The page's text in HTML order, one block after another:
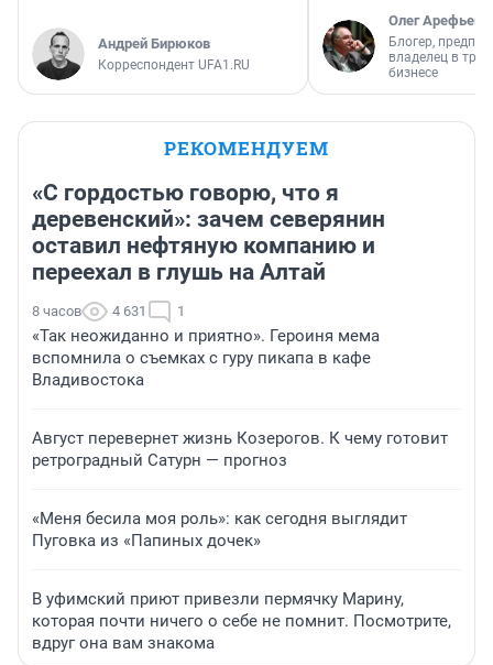
Андрей Бирюков
Корреспондент UFA1.RU
Олег Арефьев
Блогер,
владелец в
бизнесе
РЕКОМЕНДУЕМ
«С гордостью говорю, что я
деревенский»: зачем северянин
оставил нефтяную компанию и
переехал в глушь на Алтай
8 часов 4 631 1
«Так неожиданно и приятно». Героиня мема
вспомнила о съемках с гуру пикапа в кафе
Владивостока
Август перевернет жизнь Козерогов. К чему готовит
ретроградный Сатурн — прогноз
«Меня бесила моя роль»: как сегодня выглядит
Пуговка из «Папиных дочек»
В уфимский приют привезли пермячку Марину,
которая почти ничего о себе не помнит. Посмотрите,
вдруг она вам знакома